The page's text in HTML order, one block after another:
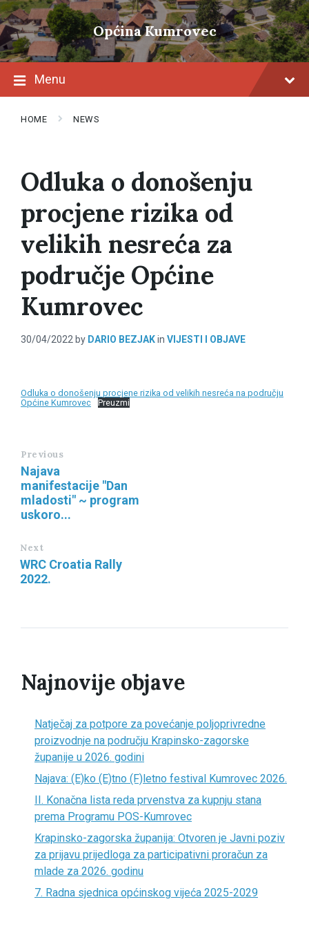
Skip
to
content
Skip
to
main
navigation
Skip
to
footer
Općina Kumrovec
Menu
HOME NEWS
Odluka o donošenju
procjene rizika od
velikih nesreća za
područje Općine
Kumrovec
30/04/2022 by DARIO BEZJAKin VIJESTI I OBJAVE
Odluka o donošenju procjene rizika od velikih nesreća na području
Općine Kumrovec
Preuzmi
Previous
Najava
manifestacije "Dan
mladosti" ~ program
uskoro...
Next
WRC Croatia Rally
2022.
Najnovije objave
Natječaj za potpore za povećanje poljoprivredne
proizvodnje na području Krapinsko-zagorske
županije u 2026. godini
Najava: (E)ko (E)tno (F)letno festival Kumrovec 2026.
II. Konačna lista reda prvenstva za kupnju stana
prema Programu POS-Kumrovec
Krapinsko-zagorska županija: Otvoren je Javni poziv
za prijavu prijedloga za participativni proračun za
mlade za 2026. godinu
7. Radna sjednica općinskog vijeća 2025-2029